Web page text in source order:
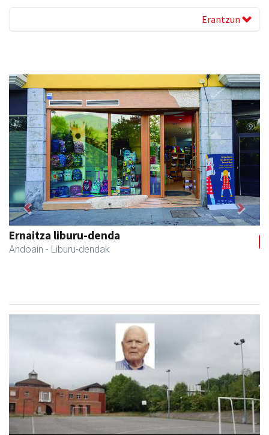
Erantzun
Ernaitza liburu-denda
Andoain - Liburu-dendak
Previous Next